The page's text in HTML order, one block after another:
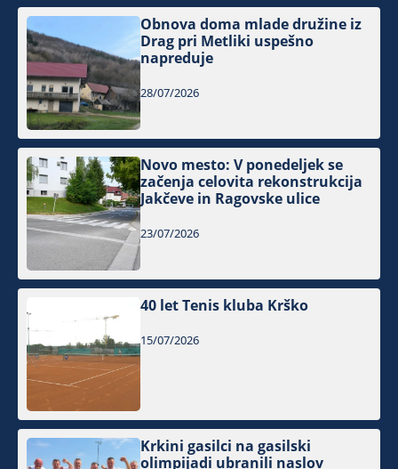
Obnova doma mlade družine iz
Drag pri Metliki uspešno
napreduje
28/07/2026
Novo mesto: V ponedeljek se
začenja celovita rekonstrukcija
Jakčeve in Ragovske ulice
23/07/2026
40 let Tenis kluba Krško
15/07/2026
Krkini gasilci na gasilski
olimpijadi ubranili naslov